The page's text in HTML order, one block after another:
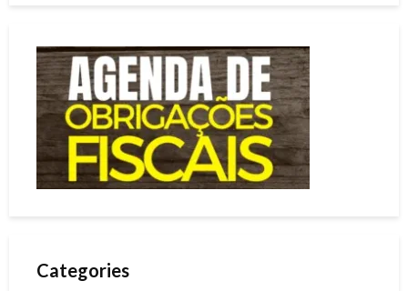
Categories